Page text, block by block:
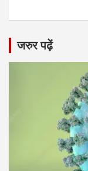
जरुर पढ़ें